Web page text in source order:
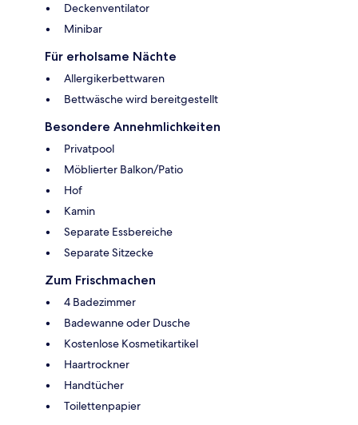
Deckenventilator
Minibar
Für erholsame Nächte
Allergikerbettwaren
Bettwäsche wird bereitgestellt
Besondere Annehmlichkeiten
Privatpool
Möblierter Balkon/Patio
Hof
Kamin
Separate Essbereiche
Separate Sitzecke
Zum Frischmachen
4 Badezimmer
Badewanne oder Dusche
Kostenlose Kosmetikartikel
Haartrockner
Handtücher
Toilettenpapier